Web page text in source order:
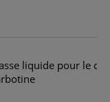
liquide pour le